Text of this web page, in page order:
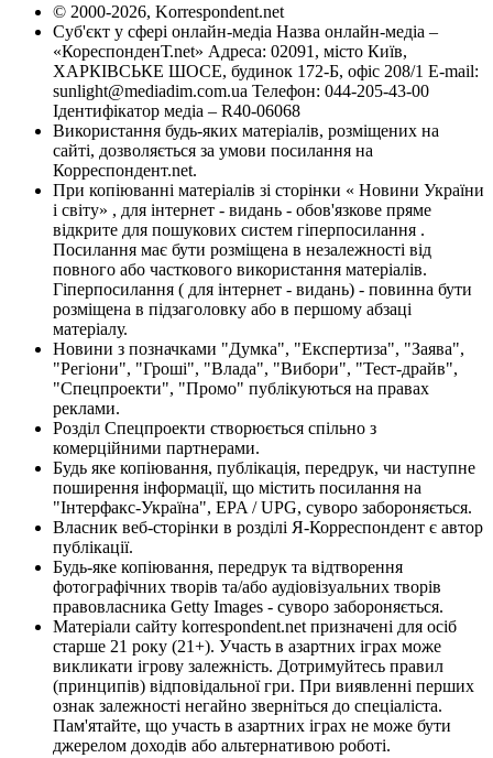
© 2000-2026, Korrespondent.net
Суб'єкт у сфері онлайн-медіа Назва онлайн-медіа –
«КореспонденТ.net» Адреса: 02091, місто Київ,
ХАРКІВСЬКЕ ШОСЕ, будинок 172-Б, офіс 208/1 E-mail:
sunlight@mediadim.com.ua Телефон: 044-205-43-00
Ідентифікатор медіа – R40-06068
Використання будь-яких матеріалів, розміщених на
сайті, дозволяється за умови посилання на
Корреспондент.net.
При копіюванні матеріалів зі сторінки « Новини України
і світу» , для інтернет - видань - обов'язкове пряме
відкрите для пошукових систем гіперпосилання .
Посилання має бути розміщена в незалежності від
повного або часткового використання матеріалів.
Гіперпосилання ( для інтернет - видань) - повинна бути
розміщена в підзаголовку або в першому абзаці
матеріалу.
Новини з позначками "Думка", "Експертиза", "Заява",
"Регіони", "Гроші", "Влада", "Вибори", "Тест-драйв",
"Спецпроекти", "Промо" публікуються на правах
реклами.
Розділ Спецпроекти створюється спільно з
комерційними партнерами.
Будь яке копіювання, публікація, передрук, чи наступне
поширення інформації, що містить посилання на
"Інтерфакс-Україна", EPA / UPG, суворо забороняється.
Власник веб-сторінки в розділі Я-Корреспондент є автор
публікації.
Будь-яке копіювання, передрук та відтворення
фотографічних творів та/або аудіовізуальних творів
правовласника Getty Images - суворо забороняється.
Матеріали сайту korrespondent.net призначені для осіб
старше 21 року (21+). Участь в азартних іграх може
викликати ігрову залежність. Дотримуйтесь правил
(принципів) відповідальної гри. При виявленні перших
ознак залежності негайно зверніться до спеціаліста.
Пам'ятайте, що участь в азартних іграх не може бути
джерелом доходів або альтернативою роботі.